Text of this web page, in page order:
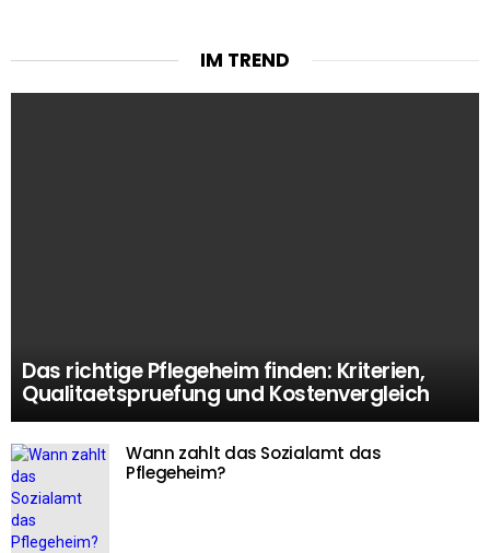
IM TREND
Das richtige Pflegeheim finden: Kriterien,
Qualitaetspruefung und Kostenvergleich
Wann zahlt das Sozialamt das
Pflegeheim?